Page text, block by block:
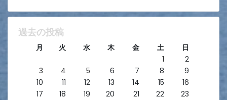
過去の投稿
月 火 水 木 金 土
日
1
2
3
4 5 6 7 8
9
10
11 12 13 14 15
16
17
18 19 20 21 22
23